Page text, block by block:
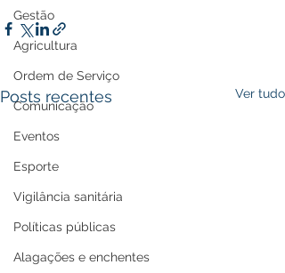
Gestão
Agricultura
Ordem de Serviço
Comunicação
Eventos
Esporte
Vigilância sanitária
Políticas públicas
Alagações e enchentes
Posts recentes Ver tudo